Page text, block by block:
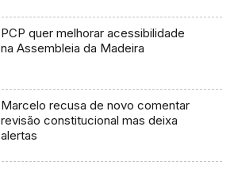
PCP quer melhorar acessibilidade
na Assembleia da Madeira
Marcelo recusa de novo comentar
revisão constitucional mas deixa
alertas